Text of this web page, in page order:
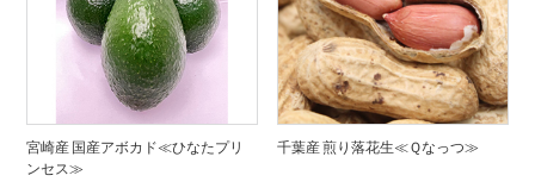
宮崎産 国産アボカド≪ひなたプリ
ンセス≫
千葉産 煎り落花生≪Ｑなっつ≫